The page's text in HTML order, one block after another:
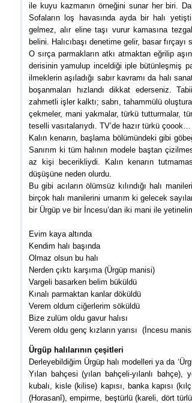
ile kuyu kazmanın örneğini sunar her biri.
Sofaların loş havasında ayda bir halı
gelmez, alır eline taşı vurur kamasına
belini. Halıcıbaşı denetime gelir, basar
O sırça parmakların atkı atmaktan eğrilip
derisinin yamulup inceldiği iple bütünleşmiş
ilmeklerin aşıladığı sabır kavramı da halı
boşanmaları hızlandı dikkat ederseniz.
zahmetli işler kalktı; sabrı, tahammülü
çekmeler, mani yakmalar, türkü tutturmalar,
teselli vasıtalarıydı. TV’de hazır türkü
Kalın kenarın, başlama bölümündeki gibi
Sanırım ki tüm halının modele baştan
az kişi becerikliydi. Kalın kenarın
düşüşüne neden olurdu.
Bu gibi acıların ölümsüz kılındığı halı
birçok halı manilerini umarım ki gelecek
bir Ürgüp ve bir İncesu’dan iki mani ile
Evim kaya altında
Kendim halı başında
Olmaz olsun bu halı
Nerden çıktı karşıma (Ürgüp manisi)
Vargeli basarken belim büküldü
Kınalı parmaktan kanlar döküldü
Verem oldum ciğerlerim söküldü
Bize zulüm oldu gavur halısı
Verem oldu genç kızların yarısı (İncesu
Ürgüp halılarının çeşitleri
Derleyebildiğim Ürgüp halı modelleri ya da
Yılan bahçesi (yılan bahçeli-yılanlı
kubalı, kisle (kilise) kapısı, banka kapısı
(Horasanî), empirme, beştürlü (kareli, dört